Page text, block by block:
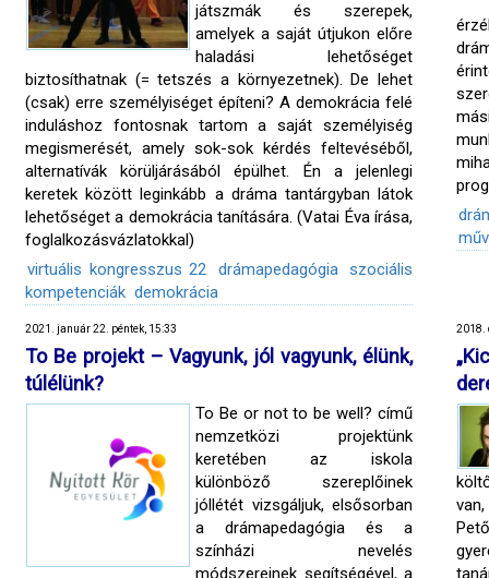
játszmák és szerepek,
amelyek a saját útjukon előre
haladási lehetőséget
biztosíthatnak (= tetszés a környezetnek). De lehet
(csak) erre személyiséget építeni? A demokrácia felé
induláshoz fontosnak tartom a saját személyiség
megismerését, amely sok-sok kérdés feltevéséből,
alternatívák körüljárásából épülhet. Én a jelenlegi
keretek között leginkább a dráma tantárgyban látok
lehetőséget a demokrácia tanítására. (Vatai Éva írása,
foglalkozásvázlatokkal)
virtuális kongresszus 22
drámapedagógia szociális
kompetenciák demokrácia
2021. január 22. péntek, 15:33
To Be projekt – Vagyunk, jól vagyunk, élünk,
túlélünk?
To Be or not to be well? című
nemzetközi projektünk
keretében az iskola
különböző szereplőinek
jóllétét vizsgáljuk, elsősorban
a drámapedagógia és a
színházi nevelés
módszereinek segítségével, a
2018.